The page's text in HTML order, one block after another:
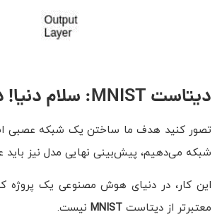
دیتاست MNIST: سلام
تصور کنید هدف ما ساختن یک شبکه عصبی
شبکه می‌دهیم، پیش‌بینی نهایی مدل نیز باید
این کار، در دنیای هوش مصنوعی یک پروژه
معتبرتر از دیتاست MNIST نیست.